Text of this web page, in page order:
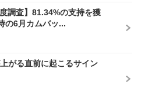
調査】81.34%の支持を獲
の6月カムバッ...
上がる直前に起こるサイン